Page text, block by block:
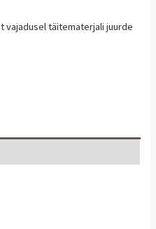
vajadusel täitematerjali juurde